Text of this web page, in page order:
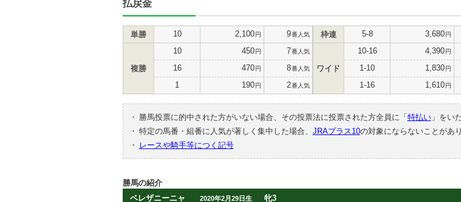
払戻金
単勝 10 2,100円 9番人気
複勝
10 450円 7番人気
16 470円 8番人気
1 190円 2番人気
枠連 5-8 3,680円
ワイド
10-16 4,390円
1-10 1,830円
1-16 1,610円
・ 勝馬投票に的中された方がいない場合、その投票法に投票された方全員に「 特払い」をい
・ 特定の馬番・組番に人気が著しく集中した場合、 JRAプラス10の対象にならないことがあり
・
レースや騎手等につく記号
勝馬の紹介
ベレザニーニャ
2020年2月29日生 牝3